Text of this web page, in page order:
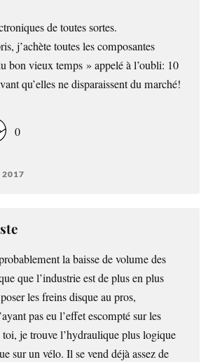
de toutes sortes.
j’achète toutes les composantes
bon vieux temps » appelé à l’oubli: 10
qu’elles ne disparaissent du marché!
0
2017
la baisse de volume des
que l’industrie est de plus en plus
les freins disque au pros,
pas eu l’effet escompté sur les
je trouve l’hydraulique plus logique
sur un vélo. Il se vend déjà assez de